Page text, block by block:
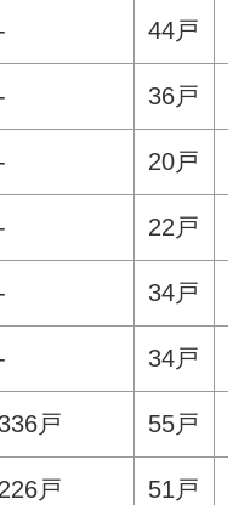
- 44戸
- 36戸
- 20戸
- 22戸
- 34戸
- 34戸
336戸 55戸
226戸 51戸